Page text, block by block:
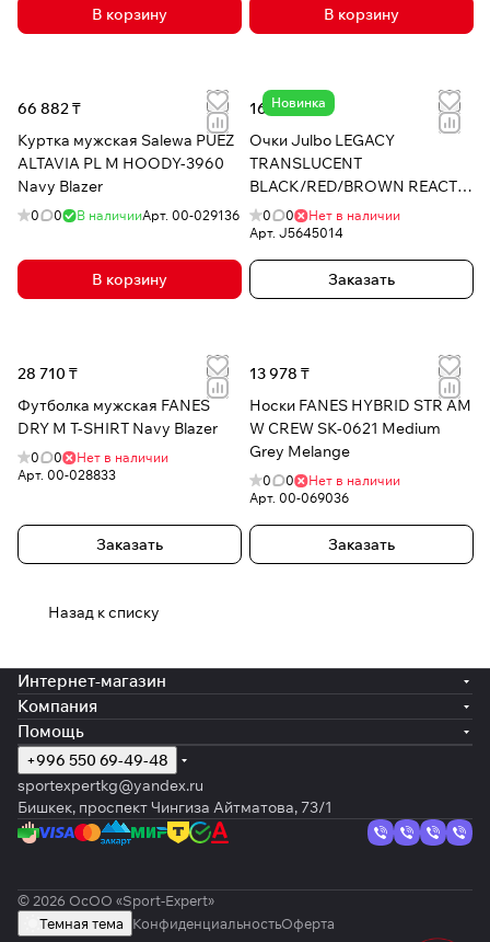
В корзину В корзину
66 882 ₸
Куртка мужская Salewa PUEZ
ALTAVIA PL M HOODY-3960
Navy Blazer
0 0 В наличииАрт. 00-029136
В корзину
Новинка
161 989 ₸
Очки Julbo LEGACY
TRANSLUCENT
BLACK/RED/BROWN REACTIV
2-4 Polarized
0 0
Нет в наличии
Арт. J5645014
Заказать
28 710 ₸
Футболка мужская FANES
DRY M T-SHIRT Navy Blazer
0 0
Нет в наличии
Арт. 00-028833
Заказать
13 978 ₸
Носки FANES HYBRID STR AM
W CREW SK-0621 Medium
Grey Melange
0 0
Нет в наличии
Арт. 00-069036
Заказать
Назад к списку
Интернет-магазин
Компания
Помощь
+996 550 69-49-48
sportexpertkg@yandex.ru
Бишкек, проспект Чингиза Айтматова, 73/1
© 2026 ОсОО «Sport-Expert»
Темная тема
КонфиденциальностьОферта